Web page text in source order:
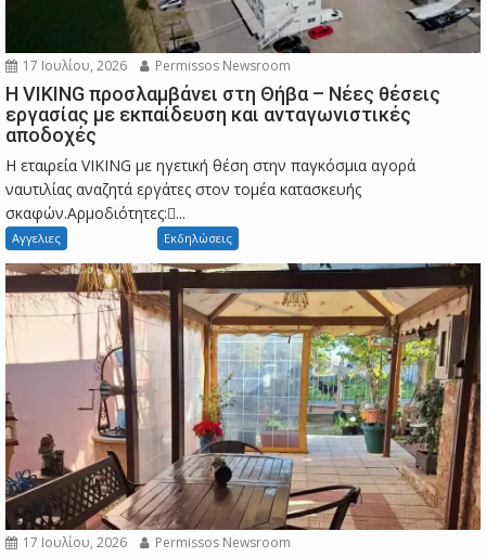
17 Ιουλίου, 2026 Permissos Newsroom
Η VIKING προσλαμβάνει στη Θήβα – Νέες θέσεις
εργασίας με εκπαίδευση και ανταγωνιστικές
αποδοχές
Η εταιρεία VIKING με ηγετική θέση στην παγκόσμια αγορά
ναυτιλίας αναζητά εργάτες στον τομέα κατασκευής
σκαφών.Αρμοδιότητες:...
Αγγελιες Εκδηλώσεις
17 Ιουλίου, 2026 Permissos Newsroom